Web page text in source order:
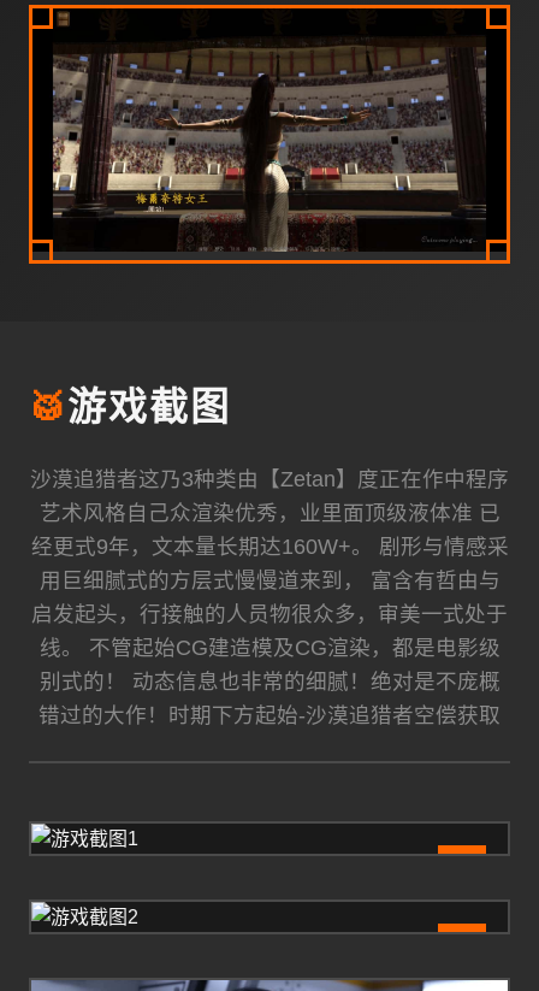
🥁游戏截图
沙漠追猎者这乃3种类由【Zetan】度正在作中程序
艺术风格自己众渲染优秀，业里面顶级液体准 已
经更式9年，文本量长期达160W+。 剧形与情感采
用巨细腻式的方层式慢慢道来到， 富含有哲由与
启发起头，行接触的人员物很众多，审美一式处于
线。 不管起始CG建造模及CG渲染，都是电影级
别式的！ 动态信息也非常的细腻！绝对是不庞概
错过的大作！时期下方起始-沙漠追猎者空偿获取